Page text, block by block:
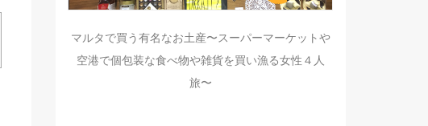
マルタで買う有名なお土産〜スーパーマーケットや
空港で個包装な食べ物や雑貨を買い漁る女性４人
旅〜